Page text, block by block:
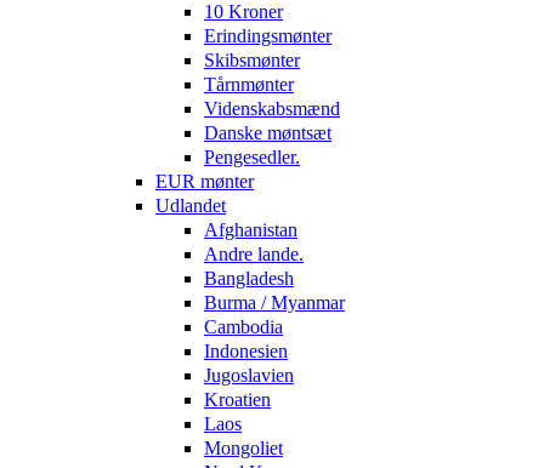
10 Kroner
Erindingsmønter
Skibsmønter
Tårnmønter
Videnskabsmænd
Danske møntsæt
Pengesedler.
EUR mønter
Udlandet
Afghanistan
Andre lande.
Bangladesh
Burma / Myanmar
Cambodia
Indonesien
Jugoslavien
Kroatien
Laos
Mongoliet